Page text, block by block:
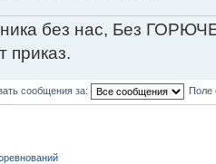
без нас, Без
приказ.
сообщения за: Поле